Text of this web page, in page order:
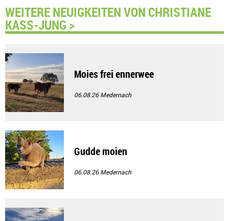
WEITERE NEUIGKEITEN VON CHRISTIANE
KASS-JUNG >
Moies frei ennerwee
06.08.26Medernach
Gudde moien
06.08.26Medernach